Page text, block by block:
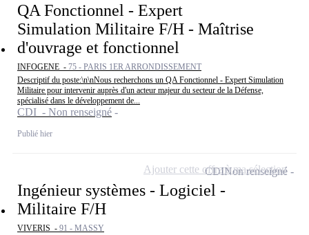
QA Fonctionnel - Expert
Simulation Militaire F/H - Maîtrise
d'ouvrage et fonctionnel
INFOGENE - 75 - PARIS 1ER ARRONDISSEMENT
Descriptif du poste:\n\nNous recherchons un QA Fonctionnel - Expert Simulation
Militaire pour intervenir auprès d'un acteur majeur du secteur de la Défense,
spécialisé dans le développement de...
CDI - Non renseigné
Publié hier
Ingénieur systèmes - Logiciel -
Militaire F/H
VIVERIS - 91 - MASSY
CDINon renseigné
Ajouter cette offre à ma sélection